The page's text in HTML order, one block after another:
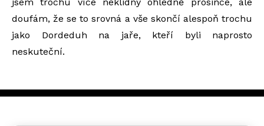
doufám, že se to srovná a vše skončí alespoň trochu
jako Dordeduh na jaře, kteří byli naprosto
neskuteční.